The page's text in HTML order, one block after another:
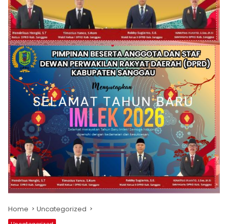
Home Uncategorized